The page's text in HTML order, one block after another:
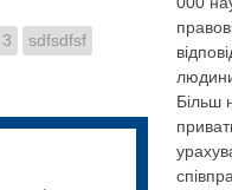
sdfsdfsf
Більш